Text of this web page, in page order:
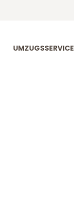
UMZUGSSERVICE